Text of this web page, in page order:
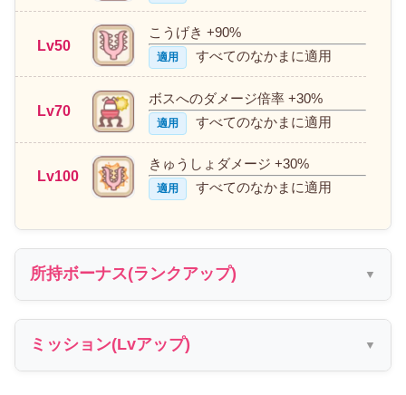
Lv50
こうげき +90%
適用 すべてのなかまに適用
Lv70
ボスへのダメージ倍率 +30%
適用 すべてのなかまに適用
Lv100
きゅうしょダメージ +30%
適用 すべてのなかまに適用
所持ボーナス(ランクアップ)
ミッション(Lvアップ)